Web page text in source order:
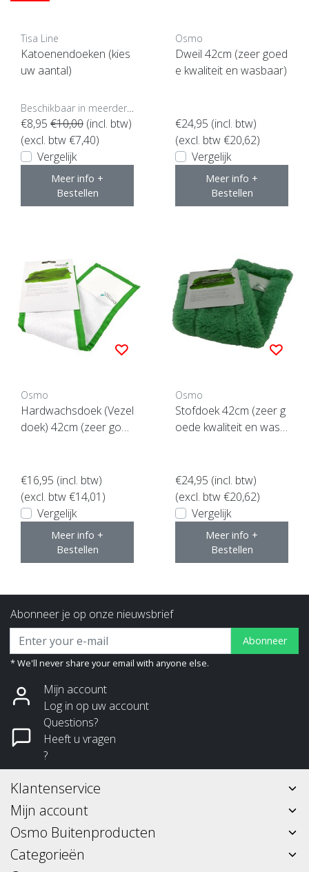
Tisa Line
Katoenendoeken (kies
uw aantal)
€8,95 €10,00 (incl. btw)
(excl. btw €7,40)
Vergelijk
Meer info +
Bestellen
Osmo
Dweil 42cm (zeer goed
e kwaliteit en wasbaar)
€24,95 (incl. btw)
(excl. btw €20,62)
Vergelijk
Meer info +
Bestellen
Osmo
Hardwachsdoek (Vezel
doek) 42cm (zeer goed
€16,95 (incl. btw)
(excl. btw €14,01)
Vergelijk
Meer info +
Bestellen
Osmo
Stofdoek 42cm (zeer g
oede kwaliteit en wasb
€24,95 (incl. btw)
(excl. btw €20,62)
Vergelijk
Meer info +
Bestellen
Abonneer je op onze nieuwsbrief
Abonneer
* We'll never share your email with anyone else.
Mijn account
Log in op uw account
Questions?
Heeft u vragen
?
Klantenservice
Mijn account
Osmo Buitenproducten
Categorieën